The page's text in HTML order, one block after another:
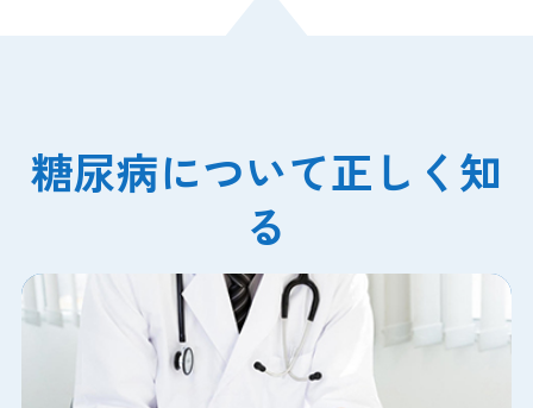
糖尿病について正しく知
る